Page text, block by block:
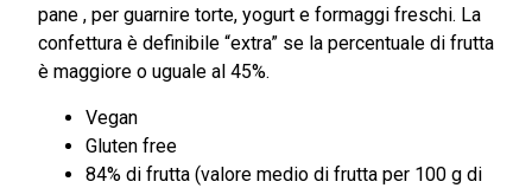
pane , per guarnire torte, yogurt e formaggi freschi. La
confettura è definibile “extra” se la percentuale di frutta
è maggiore o uguale al 45%.
Vegan
Gluten free
84% di frutta (valore medio di frutta per 100 g di